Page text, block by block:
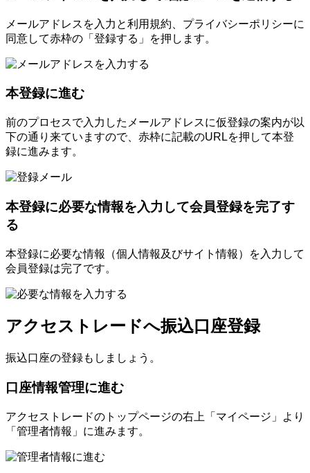
メールアドレスを入力と利用規約、プライバシーポリシーに
同意して赤枠の「登録する」を押します。
本登録に進む
前のプロセスで入力したメールアドレスに仮登録の案内が以
下の通り来ていますので、赤枠に記載のURLを押して本登
録に進みます。
本登録に必要な情報を入力して会員登録を完了す
る
本登録に必要な情報（個人情報及びサイト情報）を入力して
会員登録は完了です。
アクセストレードへ振込口座登録
振込口座の登録もしましょう。
口座情報管理に進む
アクセストレードのトップページの右上「マイページ」より
「管理者情報」に進みます。